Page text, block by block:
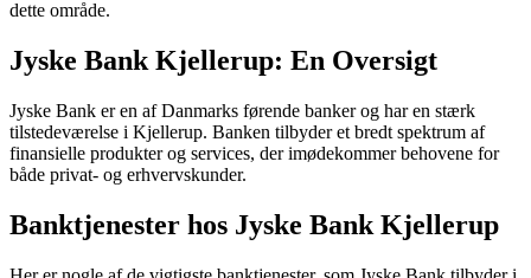
dette område.
Jyske Bank Kjellerup: En Oversigt
Jyske Bank er en af Danmarks førende banker og har en stærk
tilstedeværelse i Kjellerup. Banken tilbyder et bredt spektrum af
finansielle produkter og services, der imødekommer behovene for
både privat- og erhvervskunder.
Banktjenester hos Jyske Bank Kjellerup